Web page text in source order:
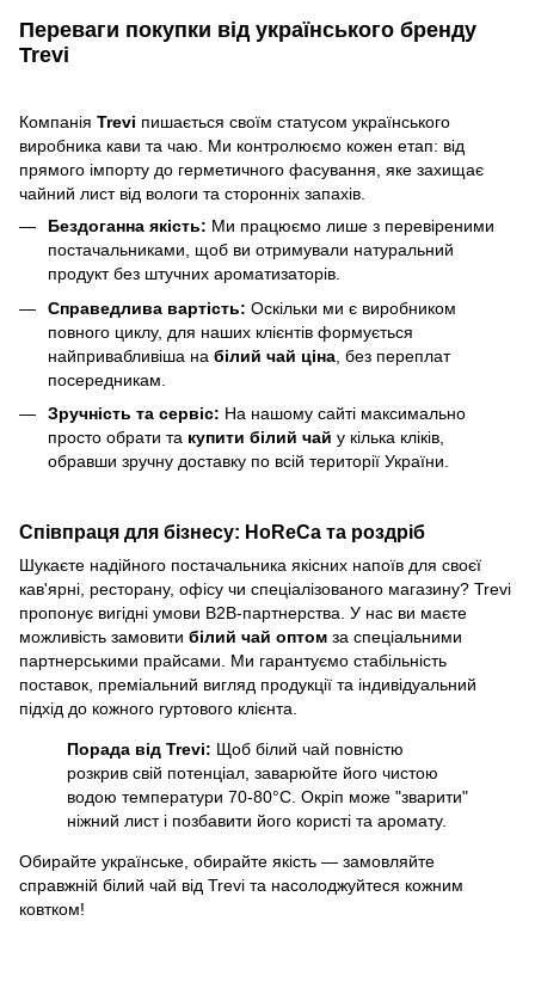
Переваги покупки від українського бренду
Trevi
Компанія Trevi пишається своїм статусом українського
виробника кави та чаю. Ми контролюємо кожен етап: від
прямого імпорту до герметичного фасування, яке захищає
чайний лист від вологи та сторонніх запахів.
Бездоганна якість: Ми працюємо лише з перевіреними
постачальниками, щоб ви отримували натуральний
продукт без штучних ароматизаторів.
Справедлива вартість: Оскільки ми є виробником
повного циклу, для наших клієнтів формується
найпривабливіша на білий чай ціна , без переплат
посередникам.
Зручність та сервіс: На нашому сайті максимально
просто обрати та купити білий чай у кілька кліків,
обравши зручну доставку по всій території України.
Співпраця для бізнесу: HoReCa та роздріб
Шукаєте надійного постачальника якісних напоїв для своєї
кав'ярні, ресторану, офісу чи спеціалізованого магазину? Trevi
пропонує вигідні умови B2B-партнерства. У нас ви маєте
можливість замовити білий чай оптом за спеціальними
партнерськими прайсами. Ми гарантуємо стабільність
поставок, преміальний вигляд продукції та індивідуальний
підхід до кожного гуртового клієнта.
Порада від Trevi: Щоб білий чай повністю
розкрив свій потенціал, заварюйте його чистою
водою температури 70-80°C. Окріп може "зварити"
ніжний лист і позбавити його користі та аромату.
Обирайте українське, обирайте якість — замовляйте
справжній білий чай від Trevi та насолоджуйтеся кожним
ковтком!